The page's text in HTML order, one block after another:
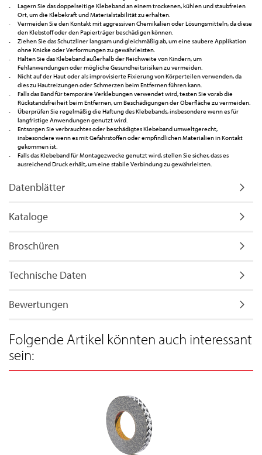
Lagern Sie das doppelseitige Klebeband an einem trockenen, kühlen und staubfreien
Ort, um die Klebekraft und Materialstabilität zu erhalten.
Vermeiden Sie den Kontakt mit aggressiven Chemikalien oder Lösungsmitteln, da diese
den Klebstoff oder den Papierträger beschädigen können.
Ziehen Sie das Schutzliner langsam und gleichmäßig ab, um eine saubere Applikation
ohne Knicke oder Verformungen zu gewährleisten.
Halten Sie das Klebeband außerhalb der Reichweite von Kindern, um
Fehlanwendungen oder mögliche Gesundheitsrisiken zu vermeiden.
Nicht auf der Haut oder als improvisierte Fixierung von Körperteilen verwenden, da
dies zu Hautreizungen oder Schmerzen beim Entfernen führen kann.
Falls das Band für temporäre Verklebungen verwendet wird, testen Sie vorab die
Rückstandsfreiheit beim Entfernen, um Beschädigungen der Oberfläche zu vermeiden.
Überprüfen Sie regelmäßig die Haftung des Klebebands, insbesondere wenn es für
langfristige Anwendungen genutzt wird.
Entsorgen Sie verbrauchtes oder beschädigtes Klebeband umweltgerecht,
insbesondere wenn es mit Gefahrstoffen oder empfindlichen Materialien in Kontakt
gekommen ist.
Falls das Klebeband für Montagezwecke genutzt wird, stellen Sie sicher, dass es
ausreichend Druck erhält, um eine stabile Verbindung zu gewährleisten.
Datenblätter
Kataloge
Broschüren
Technische Daten
Bewertungen
Folgende Artikel könnten auch interessant
sein: